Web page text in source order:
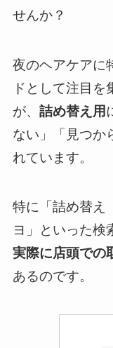
せんか？
夜のヘアケアに
ドとして注目
が、 詰め替え用
ない」「見つか
れています。
特に「詰め替え
ヨ」といった検
実際に店頭での
あるのです。